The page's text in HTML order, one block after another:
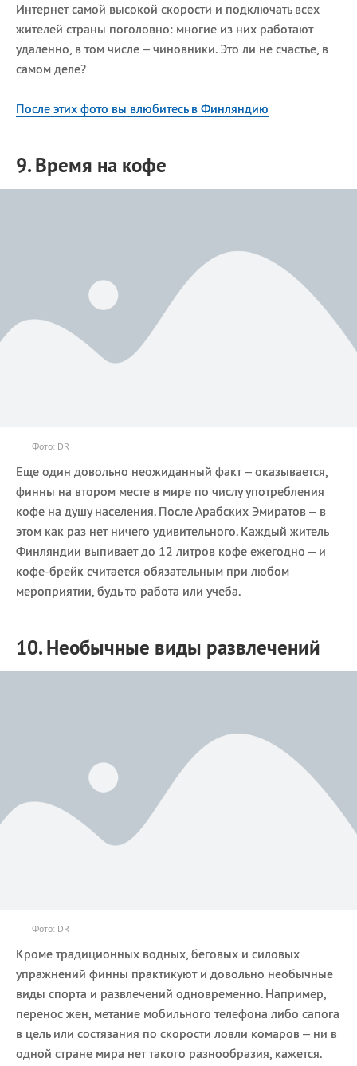
Интернет самой высокой скорости и подключать всех
жителей страны поголовно: многие из них работают
удаленно, в том числе – чиновники. Это ли не счастье, в
самом деле?
После этих фото вы влюбитесь в Финляндию
9. Время на кофе
Фото: DR
Еще один довольно неожиданный факт – оказывается,
финны на втором месте в мире по числу употребления
кофе на душу населения. После Арабских Эмиратов – в
этом как раз нет ничего удивительного. Каждый житель
Финляндии выпивает до 12 литров кофе ежегодно – и
кофе-брейк считается обязательным при любом
мероприятии, будь то работа или учеба.
10. Необычные виды развлечений
Фото: DR
Кроме традиционных водных, беговых и силовых
упражнений финны практикуют и довольно необычные
виды спорта и развлечений одновременно. Например,
перенос жен, метание мобильного телефона либо сапога
в цель или состязания по скорости ловли комаров – ни в
одной стране мира нет такого разнообразия, кажется.